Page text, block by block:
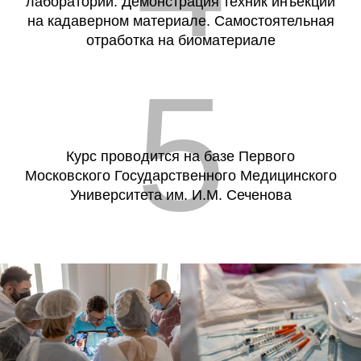
на кадаверном материале. Самостоятельная
отработка на биоматериале
Курс проводится на базе Первого
Московского Государственного Медицинского
Университета им. И.М. Сеченова
5